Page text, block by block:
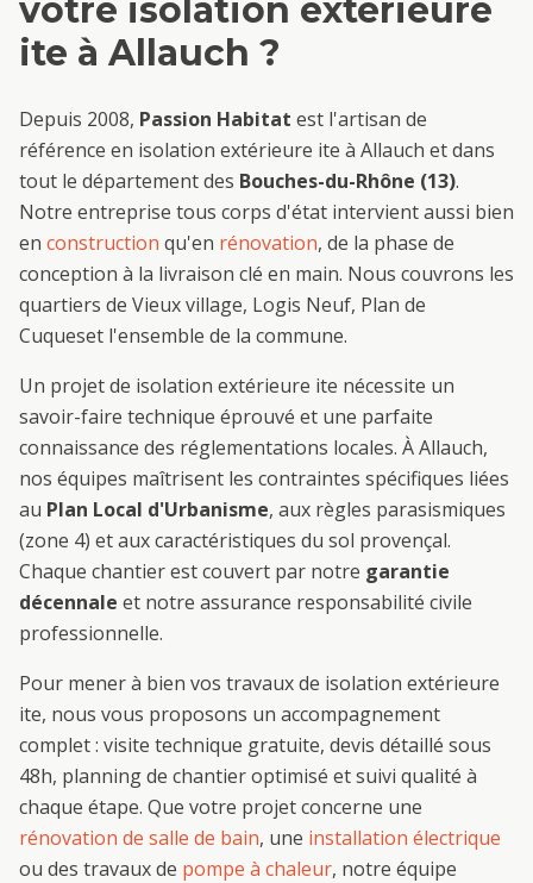
votre isolation extérieure
ite à Allauch ?
Depuis 2008, Passion Habitat est l'artisan de
référence en isolation extérieure ite à Allauch et dans
tout le département des Bouches-du-Rhône (13).
Notre entreprise tous corps d'état intervient aussi bien
en construction qu'en rénovation, de la phase de
conception à la livraison clé en main. Nous couvrons les
quartiers de Vieux village, Logis Neuf, Plan de
Cuqueset l'ensemble de la commune.
Un projet de isolation extérieure ite nécessite un
savoir-faire technique éprouvé et une parfaite
connaissance des réglementations locales. ÀAllauch,
nos équipes maîtrisent les contraintes spécifiques liées
au Plan Local d'Urbanisme, aux règles parasismiques
(zone 4) et aux caractéristiques du sol provençal.
Chaque chantier est couvert par notre garantie
décennale et notre assurance responsabilité civile
professionnelle.
Pour mener à bien vos travaux de isolation extérieure
ite, nous vous proposons un accompagnement
complet : visite technique gratuite, devis détaillé sous
48h, planning de chantier optimisé et suivi qualité à
chaque étape. Que votre projet concerne une
rénovation de salle de bain, une installation électrique
ou des travaux de pompe à chaleur, notre équipe